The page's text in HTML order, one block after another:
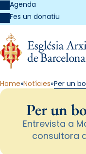
Agenda
Fes un donatiu
Home Notícies Per un
Per un
Entrevista a
consultora